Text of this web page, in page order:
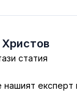
статия
нашият експерт